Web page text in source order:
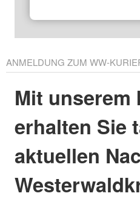
ANMELDUNG ZUM WW-
Mit
erhalten Sie
aktuellen